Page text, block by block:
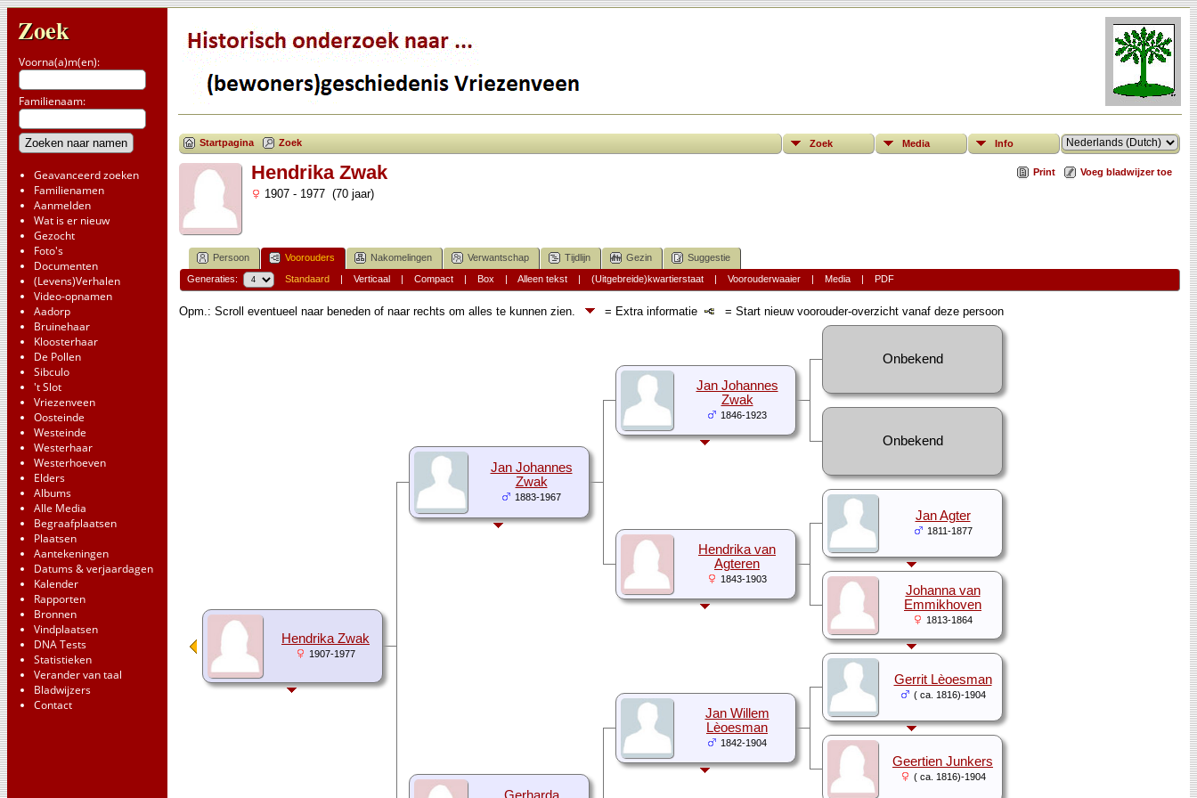
Zoek
Voorna(a)m(en):
Familienaam:
Geavanceerd zoeken
Familienamen
Aanmelden
Wat is er nieuw
Gezocht
Foto's
Documenten
(Levens)Verhalen
Video-opnamen
Aadorp
Bruinehaar
Kloosterhaar
De Pollen
Sibculo
't Slot
Vriezenveen
Oosteinde
Westeinde
Westerhaar
Westerhoeven
Elders
Albums
Alle Media
Begraafplaatsen
Plaatsen
Aantekeningen
Datums & verjaardagen
Kalender
Rapporten
Bronnen
Vindplaatsen
DNA Tests
Statistieken
Verander van taal
Bladwijzers
Contact
Startpagina Zoek Zoek Media Info
Print Voeg bladwijzer toe
Hendrika Zwak
1907 - 1977 (70 jaar)
Persoon Voorouders Nakomelingen Verwantschap Tijdlijn Gezin Suggestie
Generaties: Standaard| Verticaal| Compact| Box | Alleen tekst| (Uitgebreide)kwartierstaat| Voorouderwaaier| Media| PDF
Opm.: Scroll eventueel naar beneden of naar rechts om alles te kunnen zien. = Extra informatie = Start nieuw voorouder-overzicht vanaf deze persoon
Hendrika Zwak
1907-1977
Jan Johannes
Zwak
1883-1967
Jan Johannes
Zwak
1846-1923
Onbekend
Onbekend
Hendrika van
Agteren
1843-1903
Jan Agter
1811-1877
Johanna van
Emmikhoven
1813-1864
Jan Willem
Lèoesman
1842-1904
Gerrit Lèoesman
( ca. 1816)-1904
Geertien Junkers
( ca. 1816)-1904